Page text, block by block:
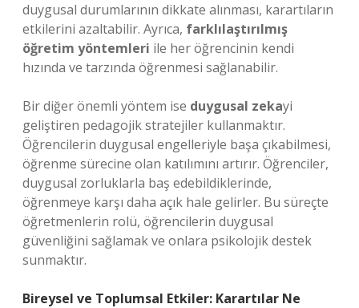
duygusal durumlarının dikkate alınması, karartıların
etkilerini azaltabilir. Ayrıca, farklılaştırılmış
öğretim yöntemleri ile her öğrencinin kendi
hızında ve tarzında öğrenmesi sağlanabilir.
Bir diğer önemli yöntem ise duygusal zekayi
geliştiren pedagojik stratejiler kullanmaktır.
Öğrencilerin duygusal engelleriyle başa çıkabilmesi,
öğrenme sürecine olan katılımını artırır. Öğrenciler,
duygusal zorluklarla baş edebildiklerinde,
öğrenmeye karşı daha açık hale gelirler. Bu süreçte
öğretmenlerin rolü, öğrencilerin duygusal
güvenliğini sağlamak ve onlara psikolojik destek
sunmaktır.
Bireysel ve Toplumsal Etkiler: Karartılar Ne